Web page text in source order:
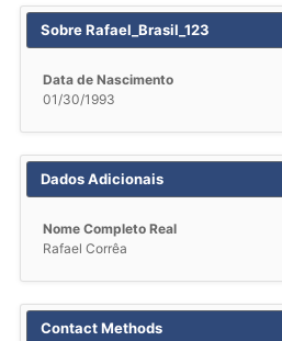
Sobre Rafael_Brasil_123
Data de Nascimento
01/30/1993
Dados Adicionais
Nome Completo Real
Rafael Corrêa
Contact Methods